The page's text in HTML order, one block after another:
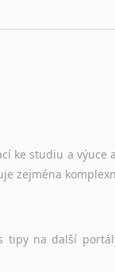
ke studiu a výuce
zejména
tipy na další